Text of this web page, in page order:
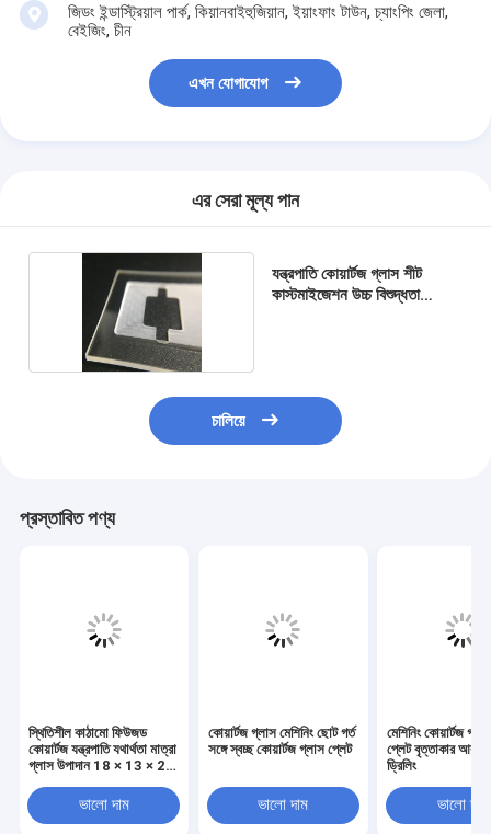
জিডং ইন্ডাস্ট্রিয়াল পার্ক, কিয়ানবাইহুজিয়ান, ইয়াংফাং টাউন, চ্যাংপিং জেলা,
বেইজিং, চীন
এখন যোগাযোগ
এর সেরা মূল্য পান
যন্ত্রপাতি কোয়ার্টজ গ্লাস শীট
কাস্টমাইজেশন উচ্চ বিশুদ্ধতা
চালিয়ে
প্রস্তাবিত পণ্য
স্থিতিশীল কাঠামো ফিউজড
কোয়ার্টজ যন্ত্রপাতি যথার্থতা মাত্রা
গ্লাস উপাদান 18 × 13 × 21
ভালো দাম
কোয়ার্টজ গ্লাস মেশিনিং ছোট গর্ত
সঙ্গে স্বচ্ছ কোয়ার্টজ গ্লাস প্লেট
ভালো দাম
মেশিনিং কোয়ার্টজ
প্লেট বৃত্তাকার আকৃতি
ড্রিলিং
ভালো দাম